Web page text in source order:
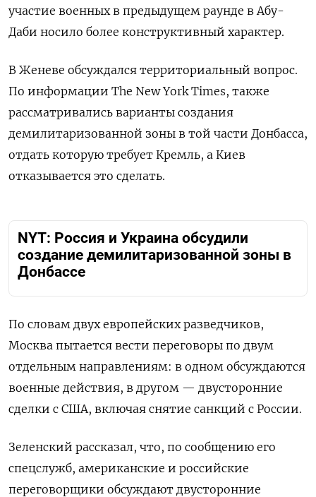
участие военных в предыдущем раунде в Абу-
Даби носило более конструктивный характер.
В Женеве обсуждался территориальный вопрос.
По информации The New York Times, также
рассматривались варианты создания
демилитаризованной зоны в той части Донбасса,
отдать которую требует Кремль, а Киев
отказывается это сделать.
NYT: Россия и Украина обсудили
создание демилитаризованной зоны в
Донбассе
По словам двух европейских разведчиков,
Москва пытается вести переговоры по двум
отдельным направлениям: в одном обсуждаются
военные действия, в другом — двусторонние
сделки с США, включая снятие санкций с России.
Зеленский рассказал, что, по сообщению его
спецслужб, американские и российские
переговорщики обсуждают двусторонние